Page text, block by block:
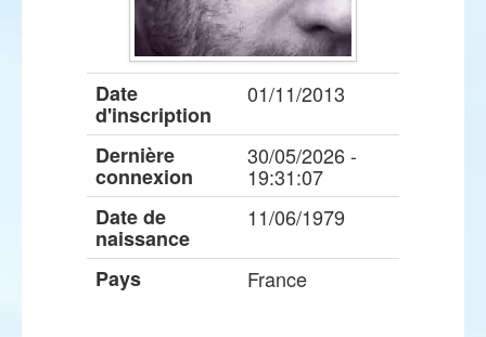
Date
d'inscription
01/11/2013
Dernière
connexion
30/05/2026 -
19:31:07
Date de
naissance
11/06/1979
Pays France